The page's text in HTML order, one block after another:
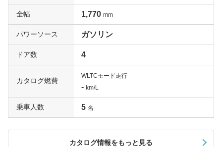
全幅 1,770 mm
パワーソース ガソリン
ドア数 4
カタログ燃費
WLTCモード走行
- km/L
乗車人数 5 名
カタログ情報をもっと見る